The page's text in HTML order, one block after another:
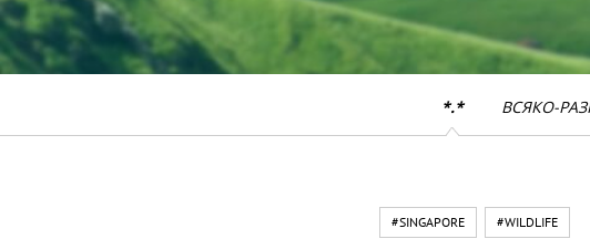
*.* ВСЯКО-
#SINGAPORE #WILDLIFE